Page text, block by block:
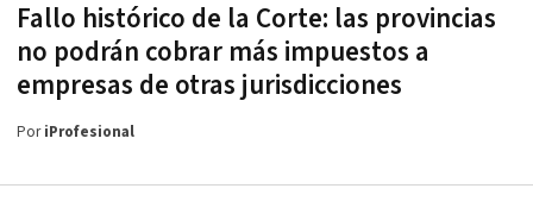
Fallo histórico de la Corte: las provincias
no podrán cobrar más impuestos a
empresas de otras jurisdicciones
PoriProfesional